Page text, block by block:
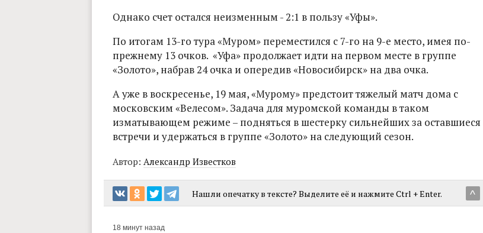
Однако счет остался неизменным - 2:1 в пользу «Уфы».
По итогам 13-го тура «Муром» переместился с 7-го на 9-е место, имея по-
прежнему 13 очков. «Уфа» продолжает идти на первом месте в группе
«Золото», набрав 24 очка и опередив «Новосибирск» на два очка.
А уже в воскресенье, 19 мая, «Мурому» предстоит тяжелый матч дома с
московским «Велесом». Задача для муромской команды в таком
изматывающем режиме – подняться в шестерку сильнейших за оставшиеся
встречи и удержаться в группе «Золото» на следующий сезон.
Автор: Александр Известков
^
Нашли опечатку в тексте? Выделите её и нажмите Ctrl + Enter.
18 минут назад